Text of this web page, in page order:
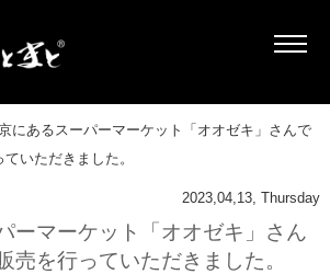
にあるスーパーマーケット「オオゼキ」さんで
いただきました。
2023,04,13, Thursday
ーマーケット「オオゼキ」さん
売を行っていただきました。